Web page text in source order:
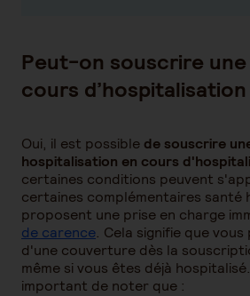
Peut-on souscrire
cours d’hospitalisation
Oui, il est possible de souscrire
hospitalisation en cours
certaines conditions peuvent
certaines complémentaires santé
proposent une prise en charge
de carence. Cela signifie que
d'une couverture dès la
même si vous êtes déjà
important de noter que :